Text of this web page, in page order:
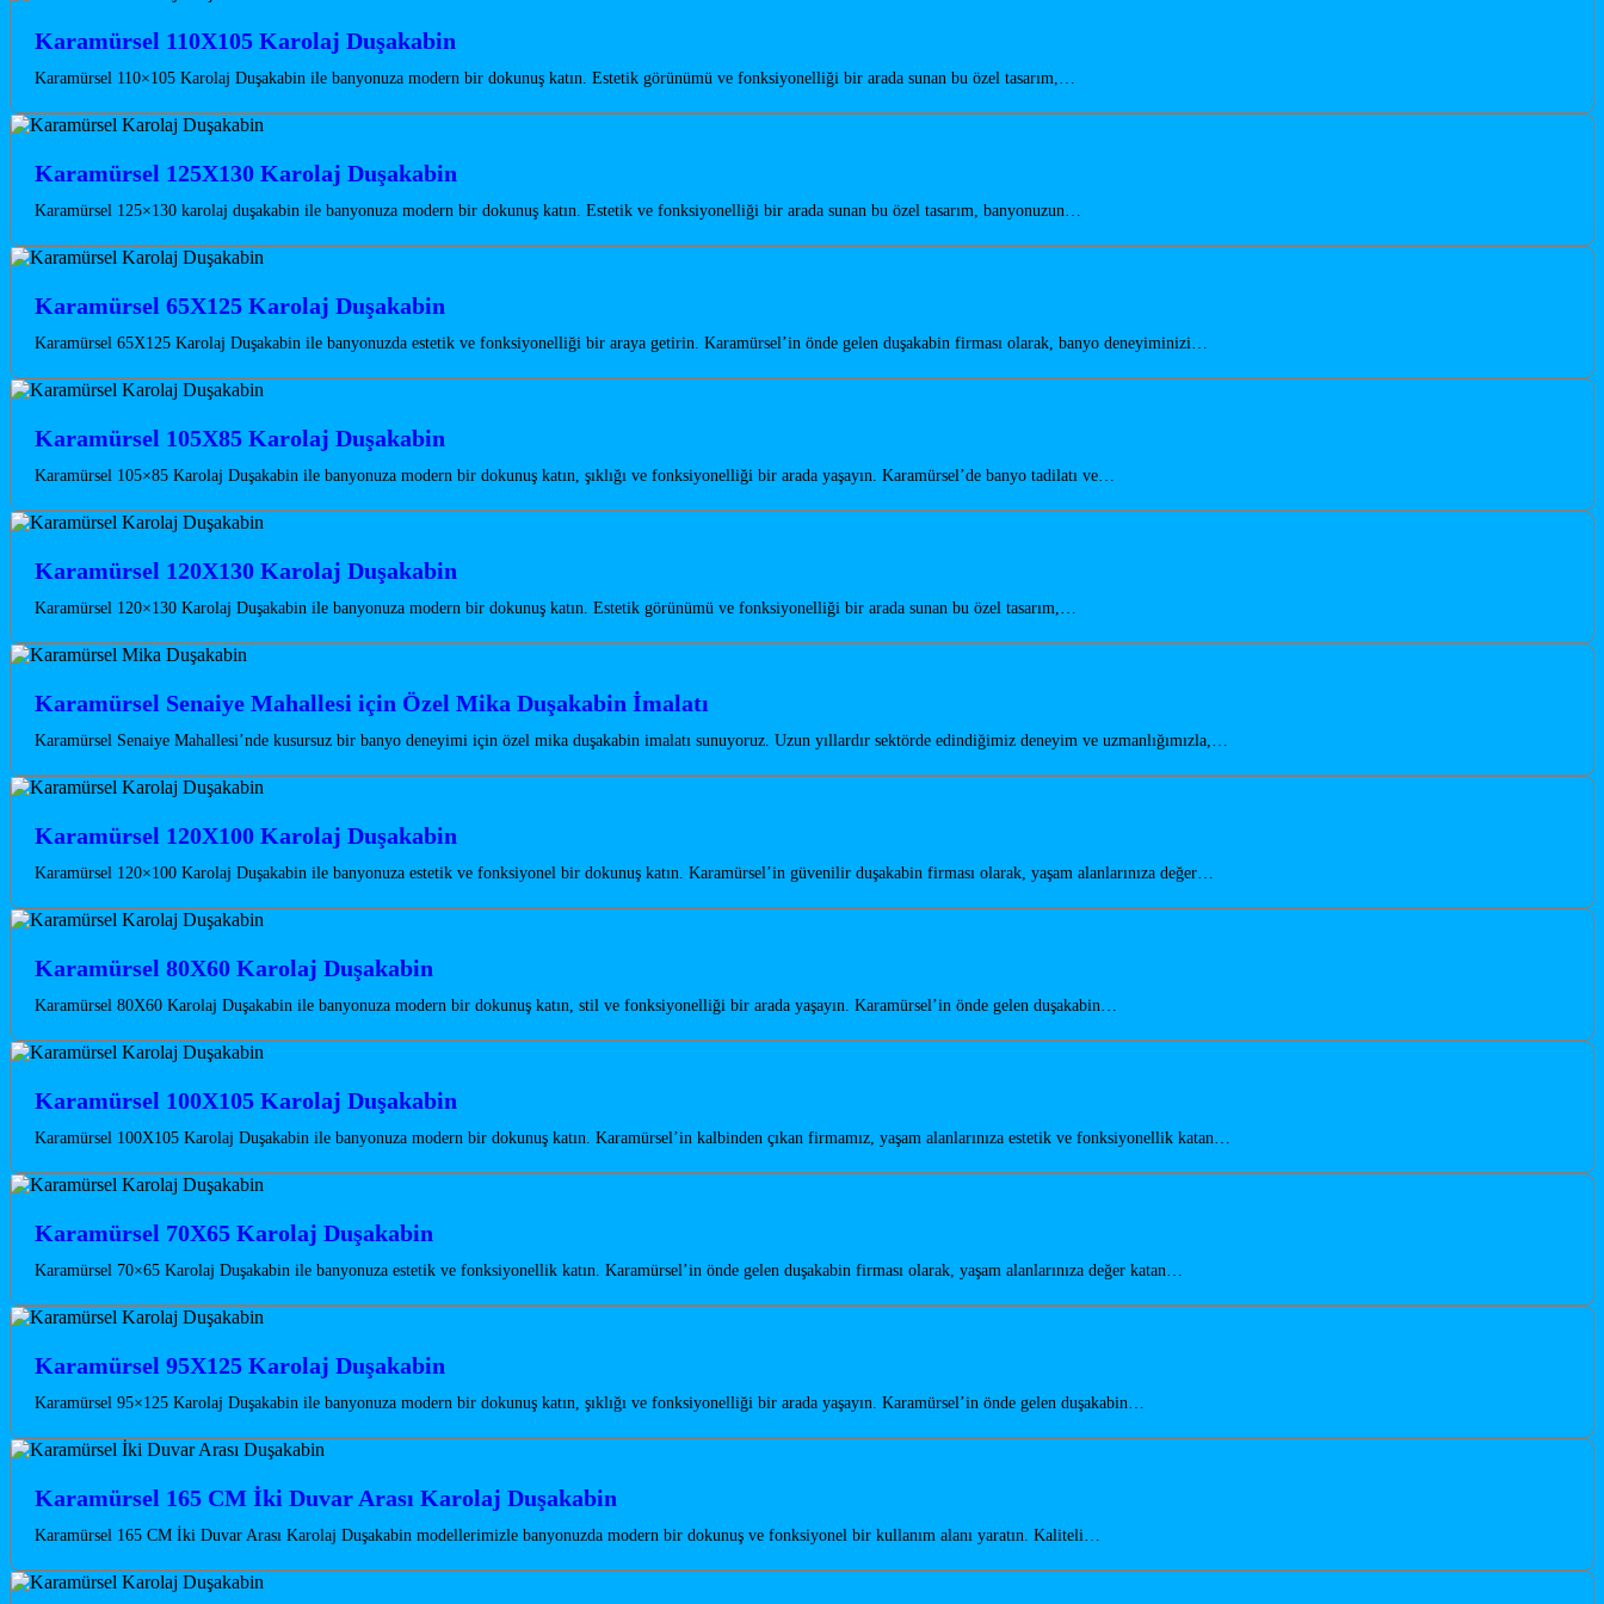
Karamürsel 110X105 Karolaj Duşakabin
Karamürsel 110×105 Karolaj Duşakabin ile banyonuza modern bir dokunuş katın. Estetik görünümü ve fonksiyonelliği bir arada sunan bu özel tasarım,…
Karamürsel 125X130 Karolaj Duşakabin
Karamürsel 125×130 karolaj duşakabin ile banyonuza modern bir dokunuş katın. Estetik ve fonksiyonelliği bir arada sunan bu özel tasarım, banyonuzun…
Karamürsel 65X125 Karolaj Duşakabin
Karamürsel 65X125 Karolaj Duşakabin ile banyonuzda estetik ve fonksiyonelliği bir araya getirin. Karamürsel’in önde gelen duşakabin firması olarak, banyo deneyiminizi…
Karamürsel 105X85 Karolaj Duşakabin
Karamürsel 105×85 Karolaj Duşakabin ile banyonuza modern bir dokunuş katın, şıklığı ve fonksiyonelliği bir arada yaşayın. Karamürsel’de banyo tadilatı ve…
Karamürsel 120X130 Karolaj Duşakabin
Karamürsel 120×130 Karolaj Duşakabin ile banyonuza modern bir dokunuş katın. Estetik görünümü ve fonksiyonelliği bir arada sunan bu özel tasarım,…
Karamürsel Senaiye Mahallesi için Özel Mika Duşakabin İmalatı
Karamürsel Senaiye Mahallesi’nde kusursuz bir banyo deneyimi için özel mika duşakabin imalatı sunuyoruz. Uzun yıllardır sektörde edindiğimiz deneyim ve uzmanlığımızla,…
Karamürsel 120X100 Karolaj Duşakabin
Karamürsel 120×100 Karolaj Duşakabin ile banyonuza estetik ve fonksiyonel bir dokunuş katın. Karamürsel’in güvenilir duşakabin firması olarak, yaşam alanlarınıza değer…
Karamürsel 80X60 Karolaj Duşakabin
Karamürsel 80X60 Karolaj Duşakabin ile banyonuza modern bir dokunuş katın, stil ve fonksiyonelliği bir arada yaşayın. Karamürsel’in önde gelen duşakabin…
Karamürsel 100X105 Karolaj Duşakabin
Karamürsel 100X105 Karolaj Duşakabin ile banyonuza modern bir dokunuş katın. Karamürsel’in kalbinden çıkan firmamız, yaşam alanlarınıza estetik ve fonksiyonellik katan…
Karamürsel 70X65 Karolaj Duşakabin
Karamürsel 70×65 Karolaj Duşakabin ile banyonuza estetik ve fonksiyonellik katın. Karamürsel’in önde gelen duşakabin firması olarak, yaşam alanlarınıza değer katan…
Karamürsel 95X125 Karolaj Duşakabin
Karamürsel 95×125 Karolaj Duşakabin ile banyonuza modern bir dokunuş katın, şıklığı ve fonksiyonelliği bir arada yaşayın. Karamürsel’in önde gelen duşakabin…
Karamürsel 165 CM İki Duvar Arası Karolaj Duşakabin
Karamürsel 165 CM İki Duvar Arası Karolaj Duşakabin modellerimizle banyonuzda modern bir dokunuş ve fonksiyonel bir kullanım alanı yaratın. Kaliteli…